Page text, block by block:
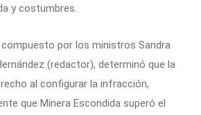
y costumbres.
por los ministros Sandra
(redactor), determinó que la
al configurar la infracción,
que Minera Escondida superó el